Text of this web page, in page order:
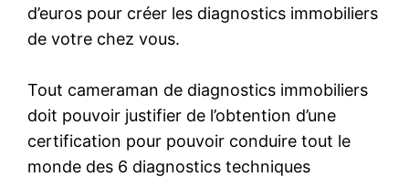
d’euros pour créer les diagnostics immobiliers
de votre chez vous.
Tout cameraman de diagnostics immobiliers
doit pouvoir justifier de l’obtention d’une
certification pour pouvoir conduire tout le
monde des 6 diagnostics techniques